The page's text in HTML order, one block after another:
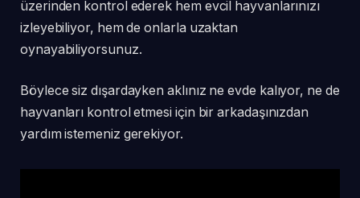
üzerinden kontrol ederek hem evcil hayvanlarınızı
izleyebiliyor, hem de onlarla uzaktan
oynayabiliyorsunuz.
Böylece siz dışardayken aklınız ne evde kalıyor, ne de
hayvanları kontrol etmesi için bir arkadaşınızdan
yardım istemeniz gerekiyor.